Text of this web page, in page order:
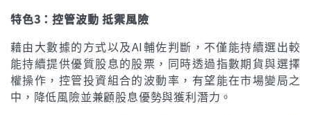
特色3：控管波動 抵禦風險
藉由大數據的方式以及AI輔佐判斷，不僅能持續選出較
能持續提供優質股息的股票，同時透過指數期貨與選擇
權操作，控管投資組合的波動率，有望能在市場變局之
中，降低風險並兼顧股息優勢與獲利潛力。